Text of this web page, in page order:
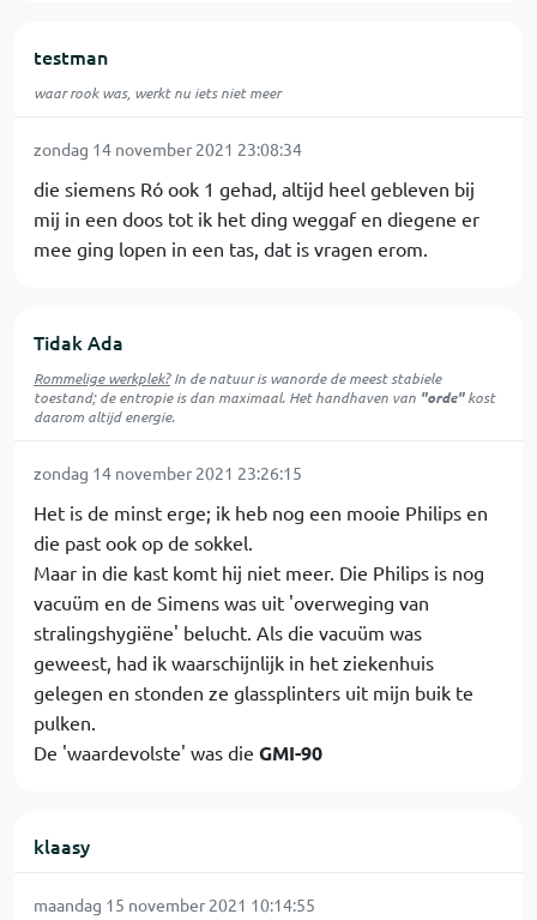
testman
waar rook was, werkt nu iets niet meer
zondag 14 november 2021 23:08:34
die siemens Ró ook 1 gehad, altijd heel gebleven bij
mij in een doos tot ik het ding weggaf en diegene er
mee ging lopen in een tas, dat is vragen erom.
Tidak Ada
Rommelige werkplek?In de natuur iswanordede meest stabiele
toestand; de entropie is dan maximaal. Het handhaven van "orde"kost
daarom altijd energie.
zondag 14 november 2021 23:26:15
Het is de minst erge; ik heb nog een mooie Philips en
die past ook op de sokkel.
Maar in die kast komt hij niet meer. Die Philips is nog
vacuüm en de Simens was uit 'overweging van
stralingshygiëne' belucht. Als die vacuüm was
geweest, had ik waarschijnlijk in het ziekenhuis
gelegen en stonden ze glassplinters uit mijn buik te
pulken.
De 'waardevolste' was die GMI-90
klaasy
maandag 15 november 2021 10:14:55